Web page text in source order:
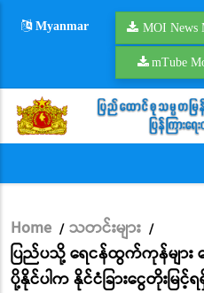
Myanmar MOI News
mTube
Breadcrumb
Home / သတင်းများ /
ပြည်ပသို့ ရေငန်ထွက်ကုန်မျာ
ပို့နိုင်ပါက နိုင်ငံခြားငွေတိုးမြ